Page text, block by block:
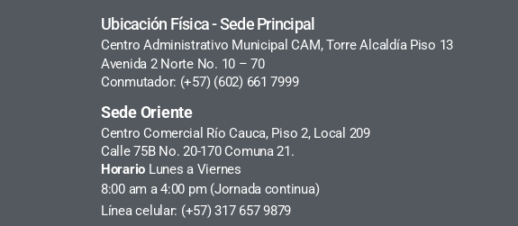
Ubicación Física - Sede Principal
Centro Administrativo Municipal CAM, Torre Alcaldía Piso 13
Avenida 2 Norte No. 10 – 70
Conmutador: (+57) (602) 661 7999
Sede Oriente
Centro Comercial Río Cauca, Piso 2, Local 209
Calle 75B No. 20-170 Comuna 21.
Horario Lunes a Viernes
8:00 am a 4:00 pm (Jornada continua)
Línea celular: (+57) 317 657 9879